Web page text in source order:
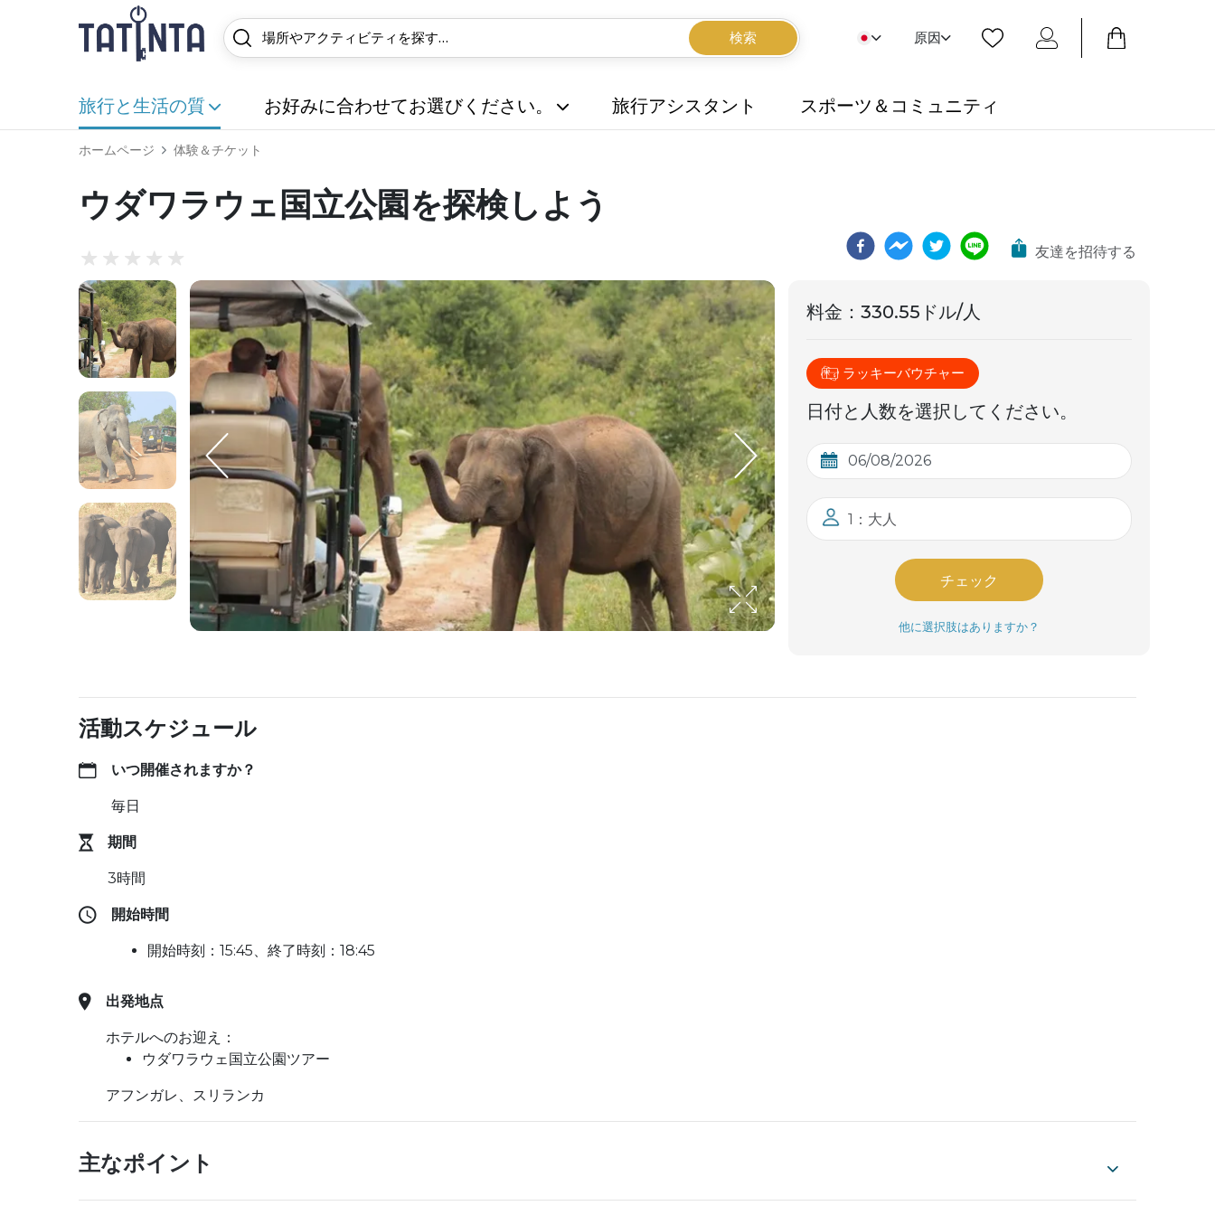
検索 原因
旅行と生活の質 お好みに合わせてお選びください。 旅行アシスタント スポーツ＆コミュニティ
ホームページ 体験＆チケット
ウダワラウェ国立公園を探検しよう
友達を招待する
料金 ： 330.55ドル/人
ラッキーバウチャー
日付と人数を選択してください。
1：大人
チェック
他に選択肢はありますか？
活動スケジュール
いつ開催されますか？
毎日
期間
3時間
開始時間
開始時刻：15:45、終了時刻：18:45
出発地点
ホテルへのお迎え：
ウダワラウェ国立公園ツアー
アフンガレ、スリランカ
主なポイント